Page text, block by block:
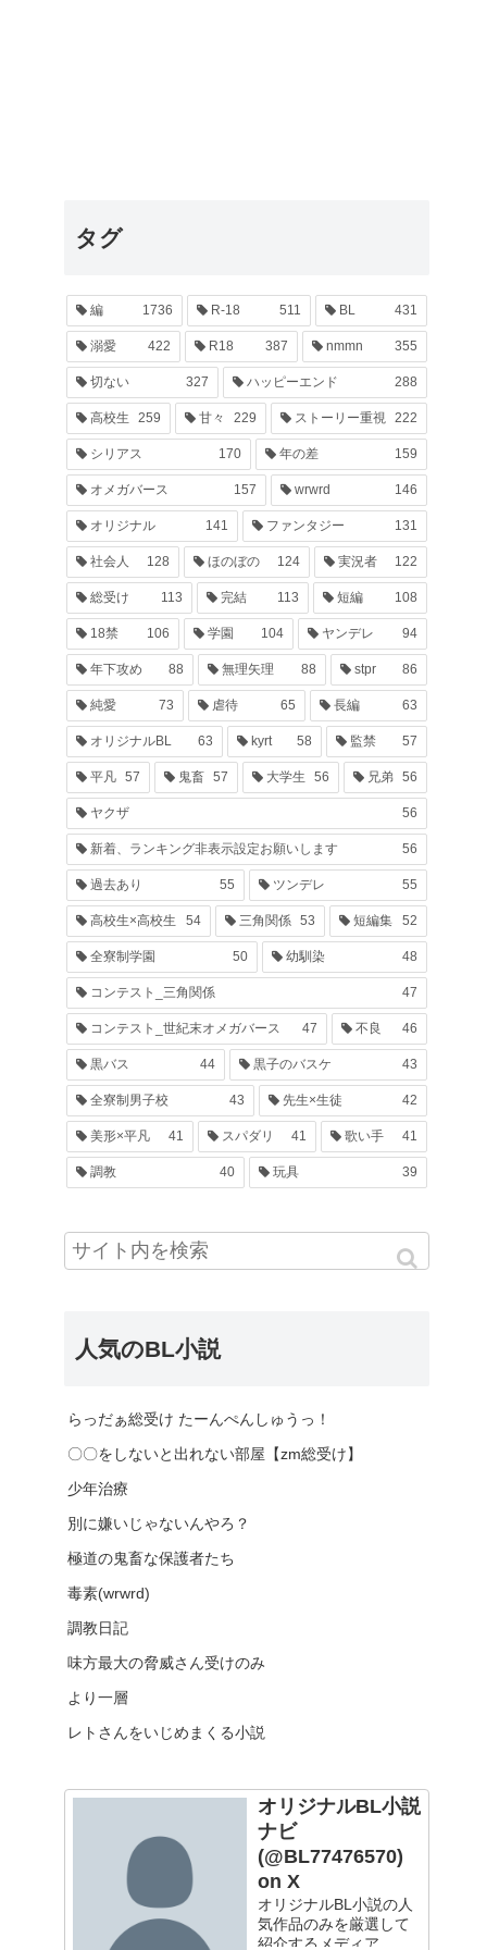
タグ
編 1736 R-18 511 BL 431
溺愛 422 R18 387 nmmn 355
切ない 327 ハッピーエンド 288
高校生 259 甘々 229 ストーリー重視 222
シリアス 170 年の差 159
オメガバース 157 wrwrd 146
オリジナル 141 ファンタジー 131
社会人 128 ほのぼの 124 実況者 122
総受け 113 完結 113 短編 108
18禁 106 学園 104 ヤンデレ 94
年下攻め 88 無理矢理 88 stpr 86
純愛 73 虐待 65 長編 63
オリジナルBL 63 kyrt 58 監禁 57
平凡 57 鬼畜 57 大学生 56 兄弟 56
ヤクザ 56
新着、ランキング非表示設定お願いします 56
過去あり 55 ツンデレ 55
高校生×高校生 54 三角関係 53 短編集 52
全寮制学園 50 幼馴染 48
コンテスト_三角関係 47
コンテスト_世紀末オメガバース 47 不良 46
黒バス 44 黒子のバスケ 43
全寮制男子校 43 先生×生徒 42
美形×平凡 41 スパダリ 41 歌い手 41
調教 40 玩具 39
人気のBL小説
らっだぁ総受け たーんぺんしゅうっ！
〇〇をしないと出れない部屋【zm総受け】
少年治療
別に嫌いじゃないんやろ？
極道の鬼畜な保護者たち
毒素(wrwrd)
調教日記
味方最大の脅威さん受けのみ
より一層
レトさんをいじめまくる小説
オリジナルBL小説
ナビ
(@BL77476570)
on X
オリジナルBL小説の人
気作品のみを厳選して
紹介するメディア